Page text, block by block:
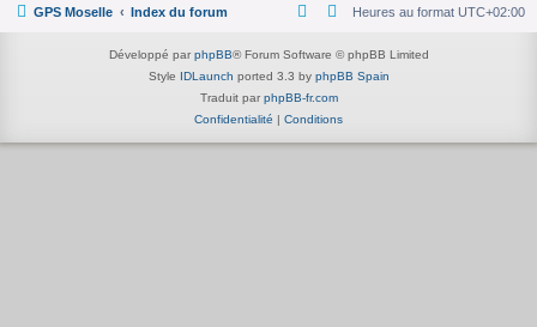
r
GPS Moselle Index du forum Heures au format UTC+02:00
Développé par phpBB® Forum Software © phpBB Limited
Style IDLaunch ported 3.3 by phpBB Spain
Traduit par phpBB-fr.com
Confidentialité | Conditions